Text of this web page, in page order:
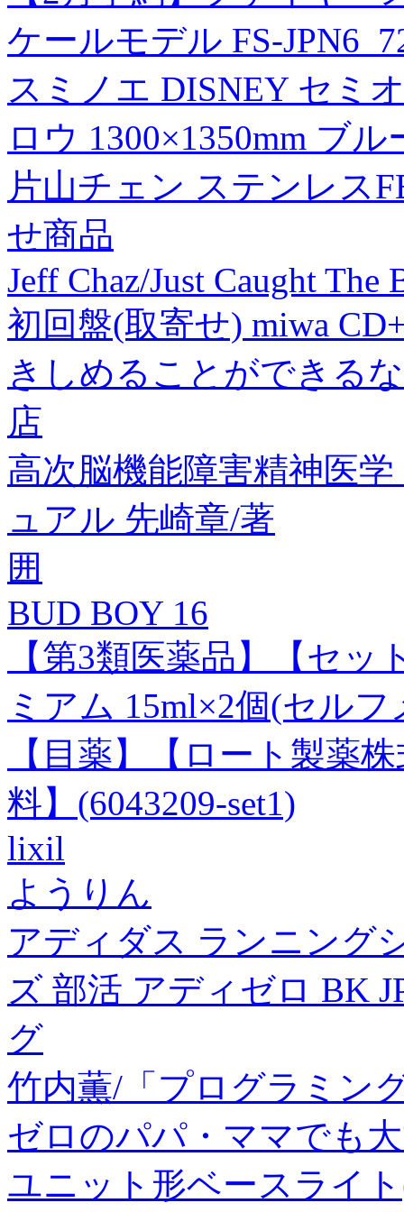
ケールモデル FS-
スミノエ DISNEY セミ
ロウ 1300×1350mm ブ
片山チェン ステンレス
せ商品
Jeff Chaz/Just Caught The
初回盤(取寄せ) miwa
きしめることができる
店
高次脳機能障害精神医
ュアル 先崎章/著
囲
BUD BOY 16
【第3類医薬品】【セ
ミアム 15ml×2個(セル
【目薬】【ロート製薬
料】(6043209-set1)
lixil
ようりん
アディダス ランニング
ズ 部活 アディゼロ BK
グ
竹内薫/「プログラミン
ゼロのパパ・ママでも
ユニット形ベースライ